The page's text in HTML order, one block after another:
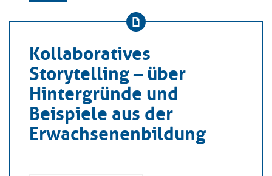
Kollaboratives
Storytelling – über
Hintergründe und
Beispiele aus der
Erwachsenenbildung